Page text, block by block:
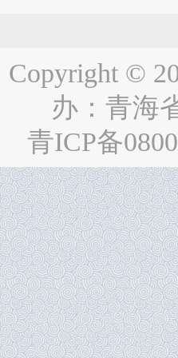
Copyright ©
办： 青海
青ICP备